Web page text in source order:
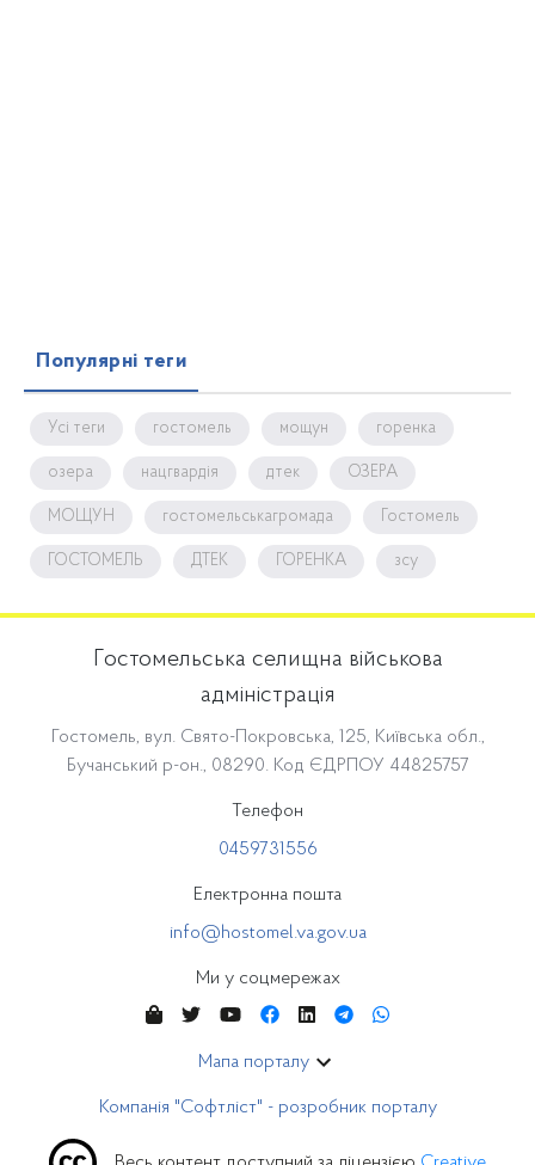
Популярні теги
Усі теги гостомель мощун горенка
озера нацгвардія дтек ОЗЕРА
МОЩУН гостомельськагромада Гостомель
ГОСТОМЕЛЬ ДТЕК ГОРЕНКА зсу
Гостомельська селищна військова
адміністрація
Гостомель, вул. Свято-Покровська, 125, Київська обл.,
Бучанський р-он., 08290. Код ЄДРПОУ 44825757
Телефон
0459731556
Електронна пошта
info@hostomel.va.gov.ua
Ми у соцмережах
Мапа порталу
Компанія "Софтліст" - розробник порталу